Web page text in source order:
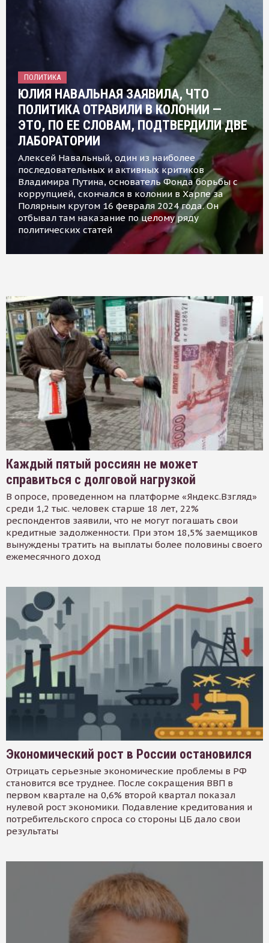
ПОЛИТИКА
ЮЛИЯ НАВАЛЬНАЯ ЗАЯВИЛА, ЧТО
ПОЛИТИКА ОТРАВИЛИ В КОЛОНИИ —
ЭТО, ПО ЕЕ СЛОВАМ, ПОДТВЕРДИЛИ ДВЕ
ЛАБОРАТОРИИ
Алексей Навальный, один из наиболее
последовательных и активных критиков
Владимира Путина, основатель Фонда борьбы с
коррупцией, скончался в колонии в Харпе за
Полярным кругом 16 февраля 2024 года. Он
отбывал там наказание по целому ряду
политических статей
Каждый пятый россиян не может
справиться с долговой нагрузкой
В опросе, проведенном на платформе «Яндекс.Взгляд»
среди 1,2 тыс. человек старше 18 лет, 22%
респондентов заявили, что не могут погашать свои
кредитные задолженности. При этом 18,5% заемщиков
вынуждены тратить на выплаты более половины своего
ежемесячного доход
Экономический рост в России остановился
Отрицать серьезные экономические проблемы в РФ
становится все труднее. После сокращения ВВП в
первом квартале на 0,6% второй квартал показал
нулевой рост экономики. Подавление кредитования и
потребительского спроса со стороны ЦБ дало свои
результаты